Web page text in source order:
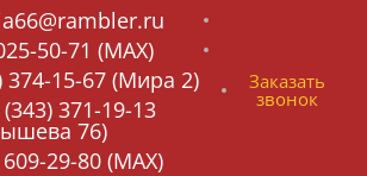
50-71 (MAX)
374-15-67 (Мира 2)
371-19-13
76)
29-80 (MAX)
Заказать
звонок